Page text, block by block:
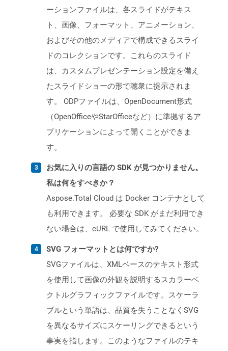
ーションファイルは、各スライドがテキス
ト、画像、フォーマット、アニメーション、
およびその他のメディアで構成できるスライ
ドのコレクションです。これらのスライド
は、カスタムプレゼンテーション設定を備え
たスライドショーの形で聴衆に提示されま
す。 ODPファイルは、OpenDocument形式
（OpenOfficeやStarOfficeなど）に準拠するア
プリケーションによって開くことができま
す。
お気に入りの言語の SDK が見つかりません。
私は何をすべきか？
Aspose.Total Cloud は Docker コンテナとして
も利用できます。 必要な SDK がまだ利用でき
ない場合は、cURL で使用してみてください。
SVG フォーマットとは何ですか?
SVGファイルは、XMLベースのテキスト形式
を使用して画像の外観を説明するスカラーベ
クトルグラフィックファイルです。スケーラ
ブルという単語は、品質を失うことなくSVG
を異なるサイズにスケーリングできるという
事実を指します。このようなファイルのテキ